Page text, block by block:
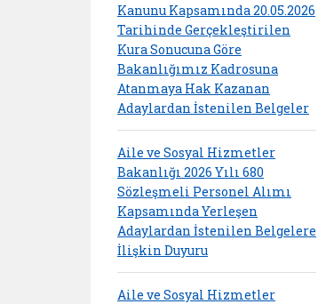
Kanunu Kapsamında 20.05.2026
Tarihinde Gerçekleştirilen
Kura Sonucuna Göre
Bakanlığımız Kadrosuna
Atanmaya Hak Kazanan
Adaylardan İstenilen Belgeler
Aile ve Sosyal Hizmetler
Bakanlığı 2026 Yılı 680
Sözleşmeli Personel Alımı
Kapsamında Yerleşen
Adaylardan İstenilen Belgelere
İlişkin Duyuru
Aile ve Sosyal Hizmetler